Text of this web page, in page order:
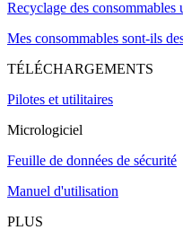
Recyclage des consommables
Mes consommables sont-ils
TÉLÉCHARGEMENTS
Pilotes et utilitaires
Micrologiciel
Feuille de données de sécurité
Manuel d'utilisation
PLUS